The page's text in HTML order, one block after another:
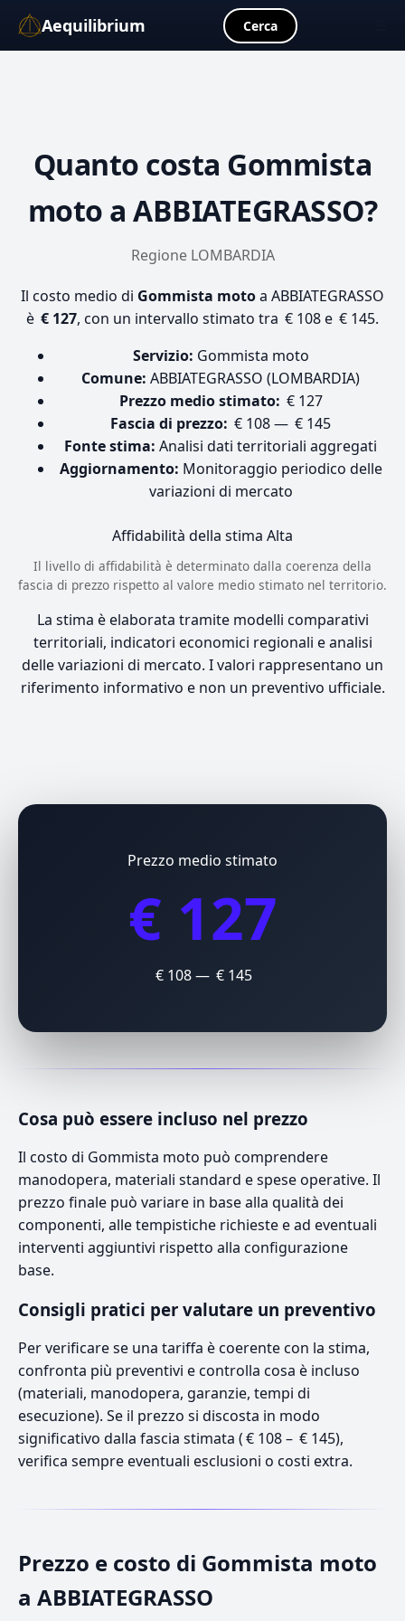
Aequilibrium Cerca
Quanto costa Gommista
moto a ABBIATEGRASSO?
Regione LOMBARDIA
Il costo medio di Gommista motoa ABBIATEGRASSO
è € 127, con un intervallo stimato tra € 108 e € 145.
Servizio: Gommista moto
Comune: ABBIATEGRASSO (LOMBARDIA)
Prezzo medio stimato: € 127
Fascia di prezzo: € 108 — € 145
Fonte stima: Analisi dati territoriali aggregati
Aggiornamento: Monitoraggio periodico delle
variazioni di mercato
Affidabilità della stima Alta
Il livello di affidabilità è determinato dalla coerenza della
fascia di prezzo rispetto al valore medio stimato nel territorio.
La stima è elaborata tramite modelli comparativi
territoriali, indicatori economici regionali e analisi
delle variazioni di mercato. I valori rappresentano un
riferimento informativo e non un preventivo ufficiale.
Prezzo medio stimato
€ 127
€ 108 — € 145
Cosa può essere incluso nel prezzo
Il costo di Gommista moto può comprendere
manodopera, materiali standard e spese operative. Il
prezzo finale può variare in base alla qualità dei
componenti, alle tempistiche richieste e ad eventuali
interventi aggiuntivi rispetto alla configurazione
base.
Consigli pratici per valutare un preventivo
Per verificare se una tariffa è coerente con la stima,
confronta più preventivi e controlla cosa è incluso
(materiali, manodopera, garanzie, tempi di
esecuzione). Se il prezzo si discosta in modo
significativo dalla fascia stimata ( € 108 – € 145),
verifica sempre eventuali esclusioni o costi extra.
Prezzo e costo di Gommista moto
a ABBIATEGRASSO